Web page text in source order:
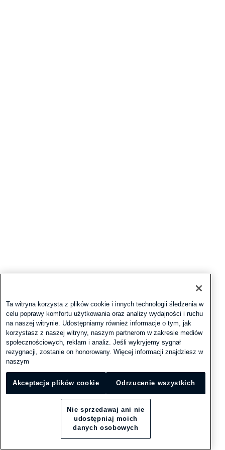
Ta witryna korzysta z plików cookie i innych technologii śledzenia w
celu poprawy komfortu użytkowania oraz analizy wydajności i ruchu
na naszej witrynie. Udostępniamy również informacje o tym, jak
korzystasz z naszej witryny, naszym partnerom w zakresie mediów
społecznościowych, reklam i analiz. Jeśli wykryjemy sygnał
rezygnacji, zostanie on honorowany. Więcej informacji znajdziesz w
naszym
Akceptacja plików cookie Odrzucenie wszystkich
Nie sprzedawaj ani nie
udostępniaj moich
danych osobowych